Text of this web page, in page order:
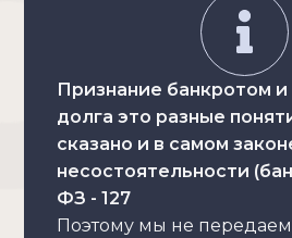
Признание банкротом и
долга это разные
сказано и в самом
несостоятельности
ФЗ - 127
Поэтому мы не передаем